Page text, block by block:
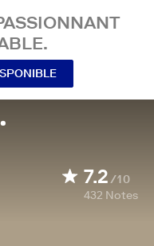
7.2/10
432 Notes